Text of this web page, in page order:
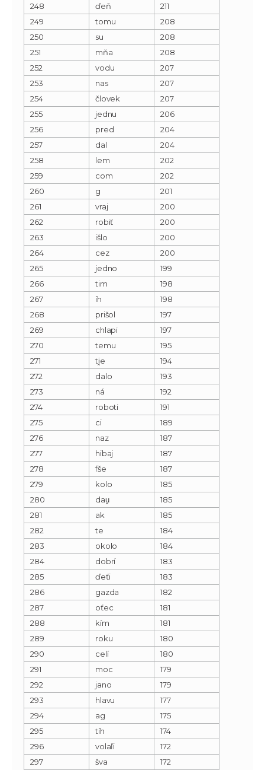
248
ďeň
211
249
tomu
208
250
su
208
251
mňa
208
252
vodu
207
253
nas
207
254
človek
207
255
jednu
206
256
pred
204
257
dal
204
258
lem
202
259
com
202
260
g
201
261
vraj
200
262
robiť
200
263
išlo
200
264
cez
200
265
jedno
199
266
tim
198
267
íh
198
268
prišol
197
269
chlapi
197
270
temu
195
271
ti̯e
194
272
dalo
193
273
ná
192
274
roboti
191
275
ci
189
276
naz
187
277
hibaj
187
278
fše
187
279
kolo
185
280
dau̯
185
281
ak
185
282
te
184
283
okolo
184
284
dobrí
183
285
ďeťi
183
286
gazda
182
287
oťec
181
288
kím
181
289
roku
180
290
celí
180
291
moc
179
292
jano
179
293
hlavu
177
294
ag
175
295
tíh
174
296
volaľi
172
297
šva 172